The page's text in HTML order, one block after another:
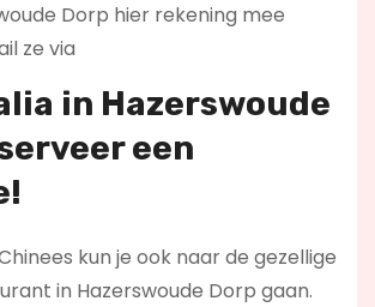
Dorp hier rekening mee
ze via
in Hazerswoude
een
kun je ook naar de gezellige
in Hazerswoude Dorp gaan.